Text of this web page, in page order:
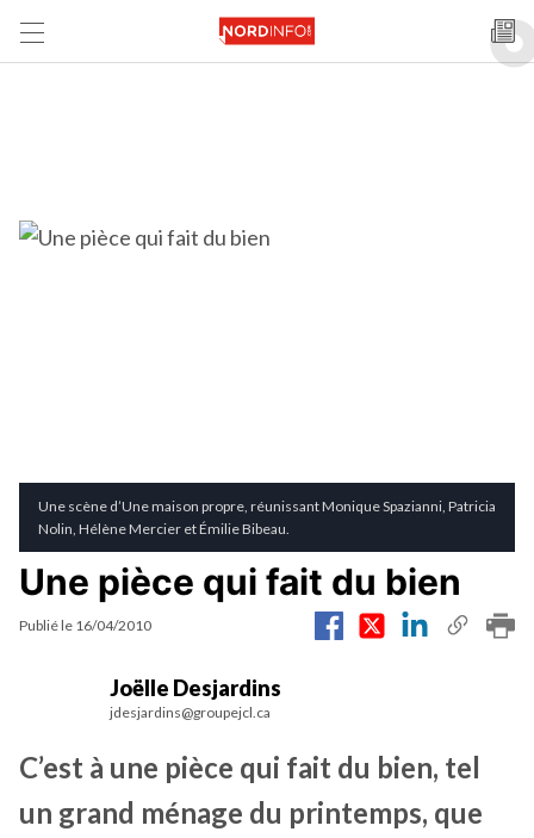
Une scène d’Une maison propre, réunissant Monique Spazianni, Patricia
Nolin, Hélène Mercier et Émilie Bibeau.
Une pièce qui fait du bien
Publié le 16/04/2010
Joëlle Desjardins
jdesjardins@groupejcl.ca
C’est à une pièce qui fait du bien, tel
un grand ménage du printemps, que